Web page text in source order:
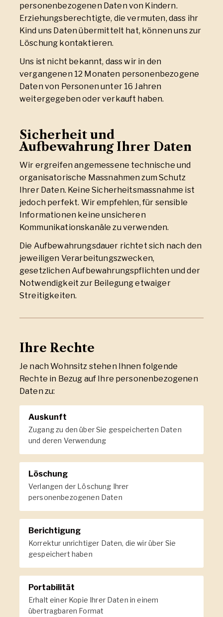
personenbezogenen Daten von Kindern.
Erziehungsberechtigte, die vermuten, dass ihr
Kind uns Daten übermittelt hat, können uns zur
Löschung kontaktieren.
Uns ist nicht bekannt, dass wir in den
vergangenen 12 Monaten personenbezogene
Daten von Personen unter 16 Jahren
weitergegeben oder verkauft haben.
Sicherheit und
Aufbewahrung Ihrer Daten
Wir ergreifen angemessene technische und
organisatorische Massnahmen zum Schutz
Ihrer Daten. Keine Sicherheitsmassnahme ist
jedoch perfekt. Wir empfehlen, für sensible
Informationen keine unsicheren
Kommunikationskanäle zu verwenden.
Die Aufbewahrungsdauer richtet sich nach den
jeweiligen Verarbeitungszwecken,
gesetzlichen Aufbewahrungspflichten und der
Notwendigkeit zur Beilegung etwaiger
Streitigkeiten.
Ihre Rechte
Je nach Wohnsitz stehen Ihnen folgende
Rechte in Bezug auf Ihre personenbezogenen
Daten zu:
Auskunft
Zugang zu den über Sie gespeicherten Daten
und deren Verwendung
Löschung
Verlangen der Löschung Ihrer
personenbezogenen Daten
Berichtigung
Korrektur unrichtiger Daten, die wir über Sie
gespeichert haben
Portabilität
Erhalt einer Kopie Ihrer Daten in einem
übertragbaren Format